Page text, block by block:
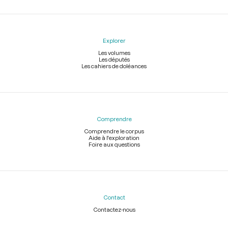
Explorer
Les volumes
Les députés
Les cahiers de doléances
Comprendre
Comprendre le corpus
Aide à l'exploration
Foire aux questions
Contact
Contactez-nous